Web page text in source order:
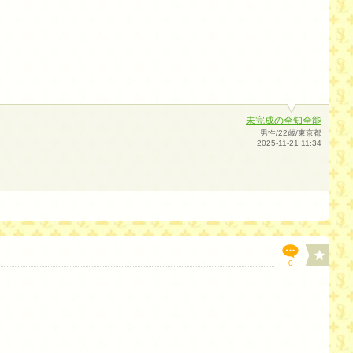
未完成の全知全能
男性/22歳/東京都
2025-11-21 11:34
0